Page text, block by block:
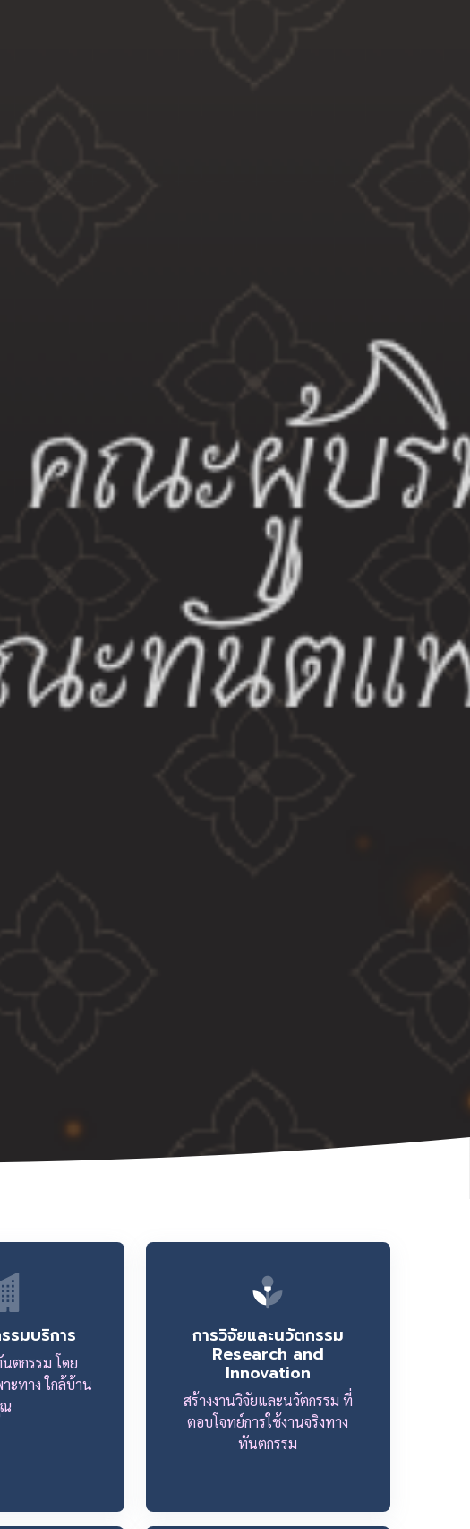
รมบริการ
ตกรรม โดย
ทาง ใกล้บ้าน
การวิจัยและนวัตกรรม
Research and
Innovation
สร้างงานวิจัยและนวัตกรรม ที่
ตอบโจทย์การใช้งานจริงทาง
ทันตกรรม